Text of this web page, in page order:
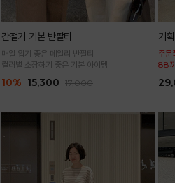
간절기 기본 반팔티
매일 입기 좋은 데일리 반팔티
컬러별 소장하기 좋은 기본 아이템
10% 15,300 17,000
기
주
88